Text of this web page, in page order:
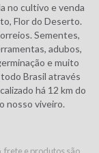
no cultivo e venda
Flor do Deserto.
Sementes,
adubos,
e muito
Brasil através
há 12 km do
nosso viveiro.